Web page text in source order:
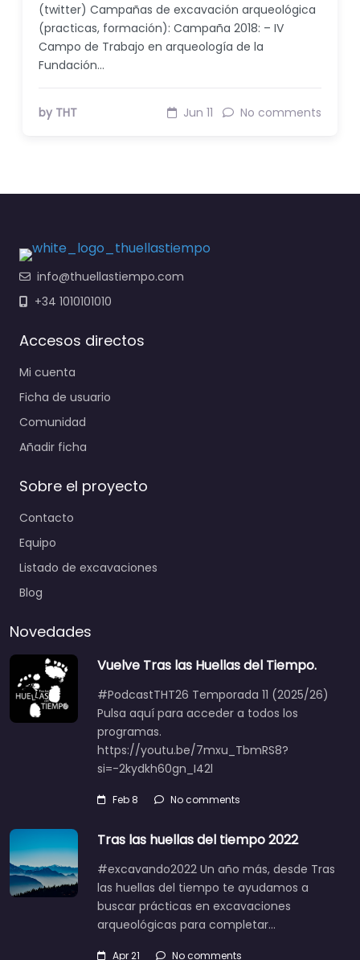
(twitter) Campañas de excavación arqueológica
(practicas, formación): Campaña 2018: – IV
Campo de Trabajo en arqueología de la
Fundación…
by THT Jun 11 No comments
info@thuellastiempo.com
+34 1010101010
Accesos directos
Mi cuenta
Ficha de usuario
Comunidad
Añadir ficha
Sobre el proyecto
Contacto
Equipo
Listado de excavaciones
Blog
Novedades
Vuelve Tras las Huellas del Tiempo.
#PodcastTHT26 Temporada 11 (2025/26)
Pulsa aquí para acceder a todos los
programas.
https://youtu.be/7mxu_TbmRS8?
si=-2kydkh60gn_I42l
Feb 8 No comments
Tras las huellas del tiempo 2022
#excavando2022 Un año más, desde Tras
las huellas del tiempo te ayudamos a
buscar prácticas en excavaciones
arqueológicas para completar…
Apr 21 No comments